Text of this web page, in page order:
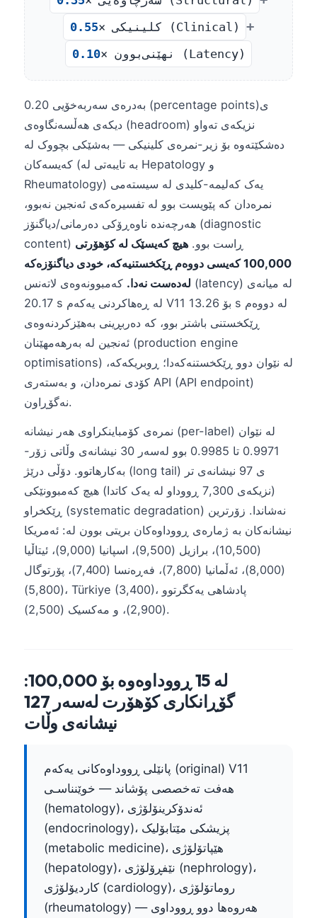
0.55 × کلینیکی (Clinical) +
0.10 × نهێنی‌بوون (Latency)
0.20 بەدرەی سەربەخۆیی (percentage points)ی
دیکەی هەڵسەنگاوەی (headroom) نزیکەی تەواو
دەشکێتەوە بۆ زیر-نمرەی کلینیکی — بەشێکی بچووک لە
کەیسەکان (بە تایبەتی لە Hepatology و
Rheumatology) یەک کەلیمە-کلیدی لە سیستەمی
نمرەدان کە پێویست بوو لە تفسیرەکەی ئەنجین نەبوو،
هەرچەندە ناوەڕۆکی دەرمانی/دیاگنۆز (diagnostic
content) ڕاست بوو. هیچ کەیسێک لە کۆهۆرتی
100,000 کەیسی دووەم ڕێکخستنیەکە، خودی دیاگنۆزەکە
لەدەست نەدا. کەمبوونەوەی لاتەنس (latency) لە میانەی
20.17 s لە ڕەهاکردنی یەکەم V11 بۆ 13.26 s لە دووەم
ڕێکخستنی باشتر بوو، کە دەربڕینی بەهێزکردنەوەی
ئەنجین لە بەرهەمهێنان (production engine
optimisations) لە نێوان دوو ڕێکخستنەکەدا؛ ڕوبریکەکە،
کۆدی نمرەدان، و بەستەری API (API endpoint)
نەگۆڕاون.
نمرەی کۆمباینکراوی هەر نیشانە (per-label) لە نێوان
0.9971 تا 0.9985 بوو لەسەر 30 نیشانەی وڵاتی زۆر-
بەکارهاتوو. دۆڵی درێژ (long tail) ی 97 نیشانەی تر
(نزیکەی 7,300 ڕووداو لە یەک کاتدا) هیچ کەمبوونێکی
ڕێکخراو (systematic degradation) نەشاندا. زۆرترین
نیشانەکان بە ژمارەی ڕووداوەکان بریتی بوون لە: ئەمریکا
(10,500)، برازیل (9,500)، اسپانیا (9,000)، ئیتاڵیا
(8,000)، ئەڵمانیا (7,800)، فەڕەنسا (7,400)، پۆرتوگال
(5,800)، Türkiye (3,400)، پادشاھی یەکگرتوو
(2,900)، و مەکسیک (2,500).
لە 15 ڕووداوەوە بۆ 100,000:
گۆڕانکاری کۆهۆرت لەسەر 127
نیشانەی وڵات
پانێلی ڕووداوەکانی یەکەم (original) V11
هەفت تەخصصی پۆشاند — خوێنناسـی
(hematology)، ئەندۆکرینۆلۆژی
(endocrinology)، پزیشکی مێتابۆلیک
(metabolic medicine)، هێپاتۆلۆژی
(hepatology)، نێفڕۆلۆژی (nephrology)،
کاردیۆلۆژی (cardiology)، روماتۆلۆژی
(rheumatology) — هەروەها دوو ڕووداوی